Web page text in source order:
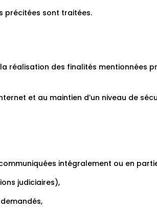
précitées sont traitées.
réalisation des finalités mentionnées
et au maintien d’un niveau de
intégralement ou en
judiciaires),